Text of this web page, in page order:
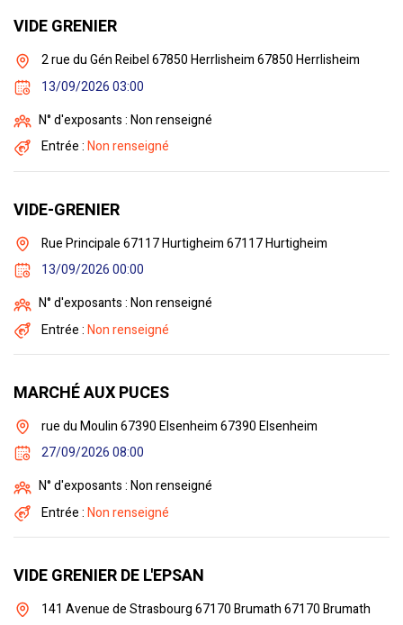
VIDE GRENIER
2 rue du Gén Reibel 67850 Herrlisheim 67850 Herrlisheim
13/09/2026 03:00
N° d'exposants : Non renseigné
Entrée :Non renseigné
VIDE-GRENIER
Rue Principale 67117 Hurtigheim 67117 Hurtigheim
13/09/2026 00:00
N° d'exposants : Non renseigné
Entrée :Non renseigné
MARCHÉ AUX PUCES
rue du Moulin 67390 Elsenheim 67390 Elsenheim
27/09/2026 08:00
N° d'exposants : Non renseigné
Entrée :Non renseigné
VIDE GRENIER DE L'EPSAN
141 Avenue de Strasbourg 67170 Brumath 67170 Brumath